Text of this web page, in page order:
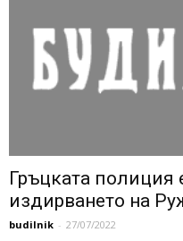
Гръцката полиция
издирването на
budilnik - 27/07/2022